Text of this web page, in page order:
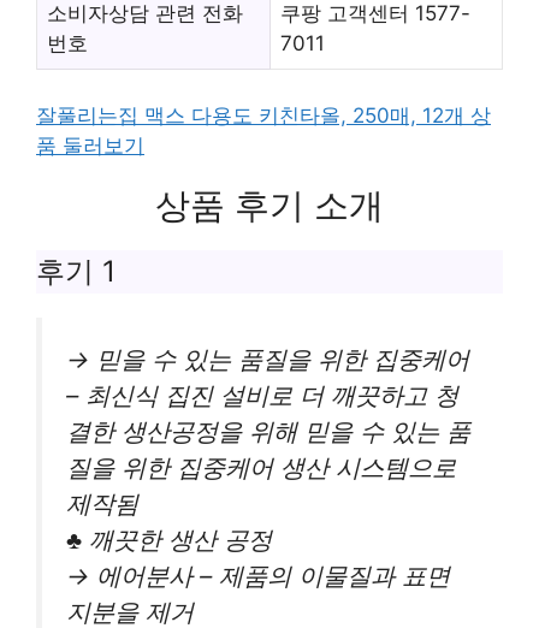
소비자상담 관련 전화
번호
쿠팡 고객센터 1577-
7011
잘풀리는집 맥스 다용도 키친타올, 250매, 12개 상
품 둘러보기
상품 후기 소개
후기 1
→ 믿을 수 있는 품질을 위한 집중케어
– 최신식 집진 설비로 더 깨끗하고 청
결한 생산공정을 위해 믿을 수 있는 품
질을 위한 집중케어 생산 시스템으로
제작됨
♣ 깨끗한 생산 공정
→ 에어분사 – 제품의 이물질과 표면
지분을 제거